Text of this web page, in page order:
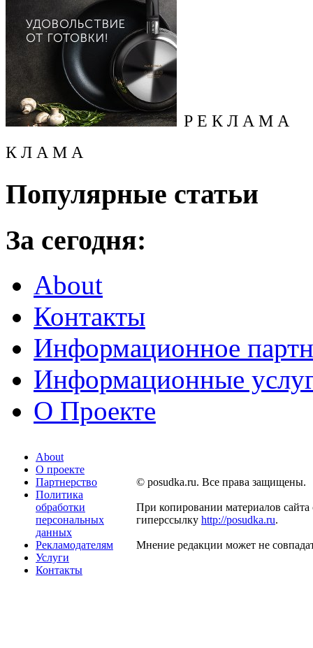
Р Е К Л А М А
К Л А М А
Популярные статьи
За сегодня:
About
Контакты
Информационное
Информационные
О Проекте
About
О проекте
Партнерство
Политика
обработки
персональных
данных
Рекламодателям
Услуги
Контакты
© posudka.ru. Все права защищены.
При копировании материалов сайта
гиперссылку http://posudka.ru.
Мнение редакции может не